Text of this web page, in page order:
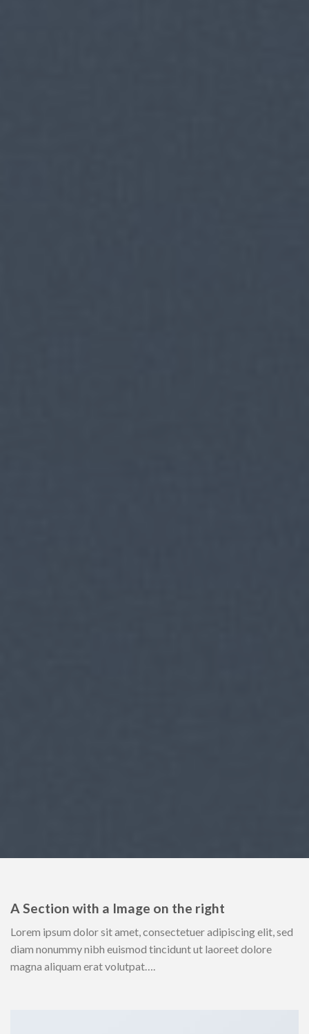
A Section with a Image on the right
Lorem ipsum dolor sit amet, consectetuer adipiscing elit, sed
diam nonummy nibh euismod tincidunt ut laoreet dolore
magna aliquam erat volutpat….